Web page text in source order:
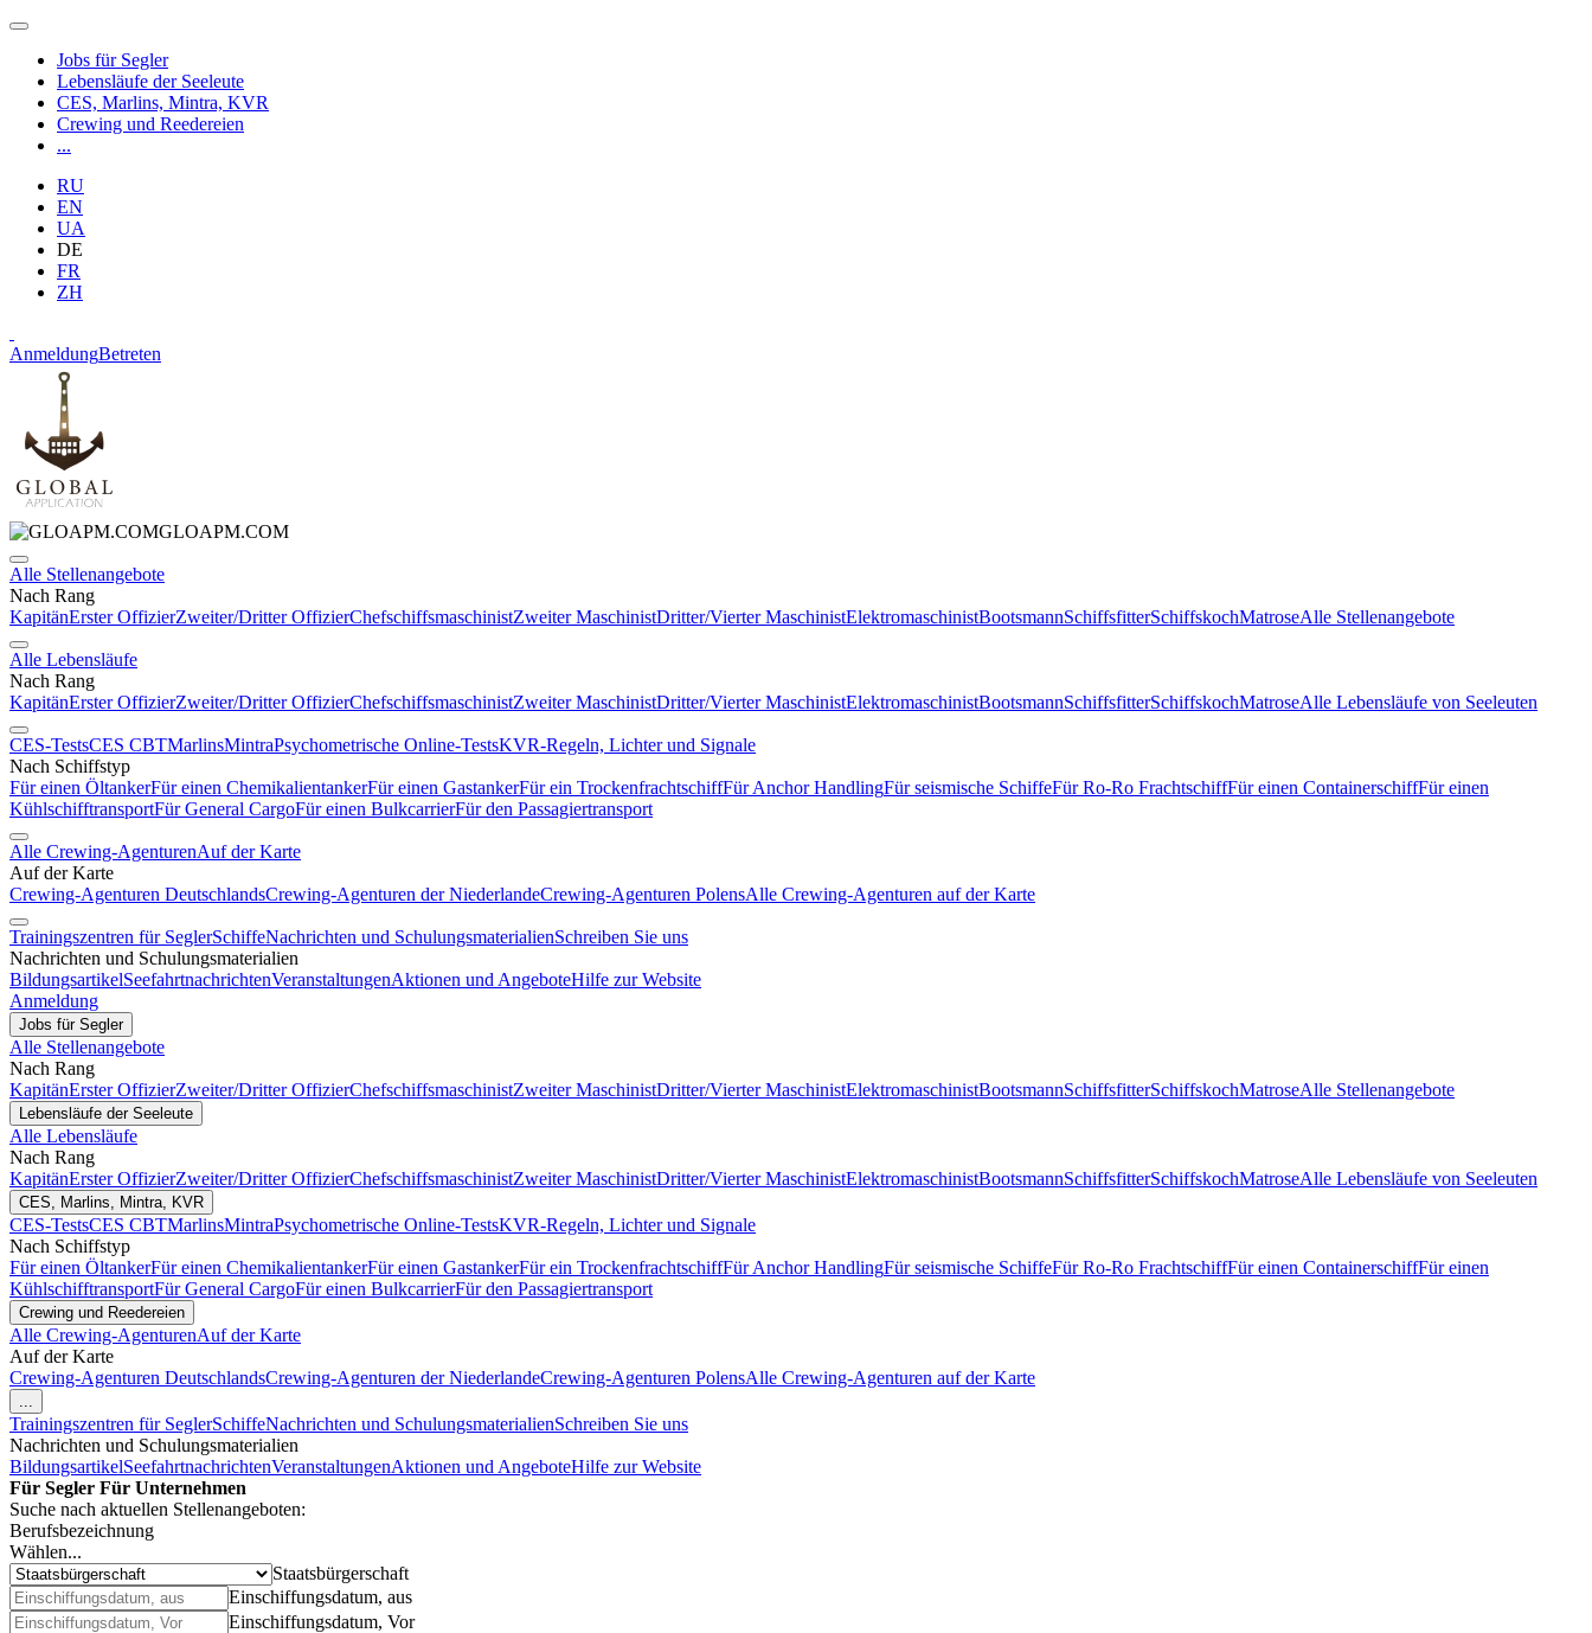
Jobs für Segler
Lebensläufe der Seeleute
CES, Marlins, Mintra, KVR
Crewing und Reedereien
...
RU
EN
UA
DE
FR
ZH
AnmeldungBetreten
GLOAPM.COM
Alle Stellenangebote
Nach Rang
KapitänErster OffizierZweiter/Dritter OffizierChefschiffsmaschinistZweiter MaschinistDritter/Vierter MaschinistElektromaschinistBootsmannSchiffsfitterSchiffskochMatroseAlle Stellenangebote
Alle Lebensläufe
Nach Rang
KapitänErster OffizierZweiter/Dritter OffizierChefschiffsmaschinistZweiter MaschinistDritter/Vierter MaschinistElektromaschinistBootsmannSchiffsfitterSchiffskochMatroseAlle Lebensläufe von Seeleuten
CES-TestsCES CBTMarlinsMintraPsychometrische Online-TestsKVR-Regeln, Lichter und Signale
Nach Schiffstyp
Für einen ÖltankerFür einen ChemikalientankerFür einen GastankerFür ein TrockenfrachtschiffFür Anchor HandlingFür seismische SchiffeFür Ro-Ro FrachtschiffFür einen ContainerschiffFür einen
KühlschifftransportFür General CargoFür einen BulkcarrierFür den Passagiertransport
Alle Crewing-AgenturenAuf der Karte
Auf der Karte
Crewing-Agenturen DeutschlandsCrewing-Agenturen der NiederlandeCrewing-Agenturen PolensAlle Crewing-Agenturen auf der Karte
Trainingszentren für SeglerSchiffeNachrichten und SchulungsmaterialienSchreiben Sie uns
Nachrichten und Schulungsmaterialien
BildungsartikelSeefahrtnachrichtenVeranstaltungenAktionen und AngeboteHilfe zur Website
Anmeldung
Jobs für Segler
Alle Stellenangebote
Nach Rang
KapitänErster OffizierZweiter/Dritter OffizierChefschiffsmaschinistZweiter MaschinistDritter/Vierter MaschinistElektromaschinistBootsmannSchiffsfitterSchiffskochMatroseAlle Stellenangebote
Lebensläufe der Seeleute
Alle Lebensläufe
Nach Rang
KapitänErster OffizierZweiter/Dritter OffizierChefschiffsmaschinistZweiter MaschinistDritter/Vierter MaschinistElektromaschinistBootsmannSchiffsfitterSchiffskochMatroseAlle Lebensläufe von Seeleuten
CES, Marlins, Mintra, KVR
CES-TestsCES CBTMarlinsMintraPsychometrische Online-TestsKVR-Regeln, Lichter und Signale
Nach Schiffstyp
Für einen ÖltankerFür einen ChemikalientankerFür einen GastankerFür ein TrockenfrachtschiffFür Anchor HandlingFür seismische SchiffeFür Ro-Ro FrachtschiffFür einen ContainerschiffFür einen
KühlschifftransportFür General CargoFür einen BulkcarrierFür den Passagiertransport
Crewing und Reedereien
Alle Crewing-AgenturenAuf der Karte
Auf der Karte
Crewing-Agenturen DeutschlandsCrewing-Agenturen der NiederlandeCrewing-Agenturen PolensAlle Crewing-Agenturen auf der Karte
...
Trainingszentren für SeglerSchiffeNachrichten und SchulungsmaterialienSchreiben Sie uns
Nachrichten und Schulungsmaterialien
BildungsartikelSeefahrtnachrichtenVeranstaltungenAktionen und AngeboteHilfe zur Website
Für Segler Für Unternehmen
Suche nach aktuellen Stellenangeboten:
Berufsbezeichnung
Wählen...
Staatsbürgerschaft
Einschiffungsdatum, aus
Einschiffungsdatum, Vor